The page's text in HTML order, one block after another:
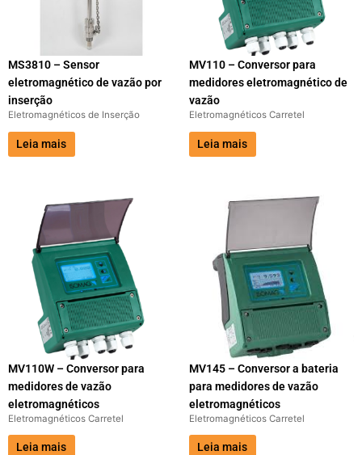
MS3810 – Sensor
eletromagnético de vazão por
inserção
Eletromagnéticos de Inserção
Leia mais
MV110 – Conversor para
medidores eletromagnético de
vazão
Eletromagnéticos Carretel
Leia mais
MV110W – Conversor para
medidores de vazão
eletromagnéticos
Eletromagnéticos Carretel
Leia mais
MV145 – Conversor a bateria
para medidores de vazão
eletromagnéticos
Eletromagnéticos Carretel
Leia mais